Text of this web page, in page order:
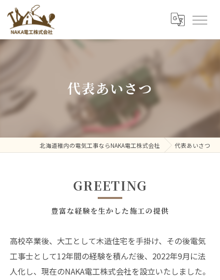
代表あいさつ
北海道稚内の電気工事ならNAKA電工株式会社 代表あいさつ
豊富な経験を生かした施工の提供
GREETING
高校卒業後、大工として木造住宅を手掛け、その後電気
工事士として12年間の経験を積んだ後、2022年9月に法
人化し、現在のNAKA電工株式会社を設立いたしました。